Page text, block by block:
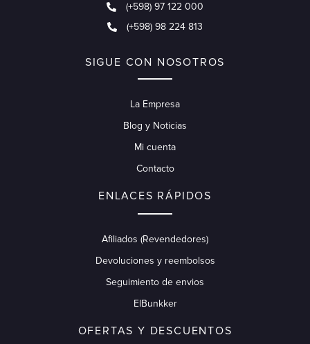
(+598) 97 122 000
(+598) 98 224 813
SIGUE CON NOSOTROS
La Empresa
Blog y Noticias
Mi cuenta
Contacto
ENLACES RÁPIDOS
Afiliados (Revendedores)
Devoluciones y reembolsos
Seguimiento de envios
ElBunkker
OFERTAS Y DESCUENTOS